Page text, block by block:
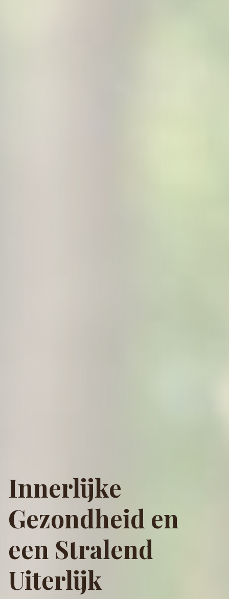
Innerlijke
Gezondheid en
een Stralend
Uiterlijk